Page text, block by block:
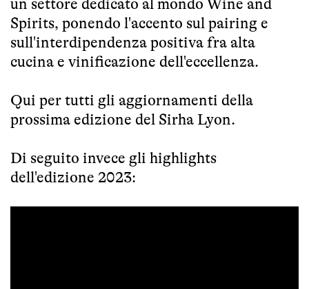
un settore dedicato al mondo Wine and
Spirits, ponendo l'accento sul pairing e
sull'interdipendenza positiva fra alta
cucina e vinificazione dell'eccellenza.
Qui per tutti gli aggiornamenti della
prossima edizione del Sirha Lyon.
Di seguito invece gli highlights
dell'edizione 2023: